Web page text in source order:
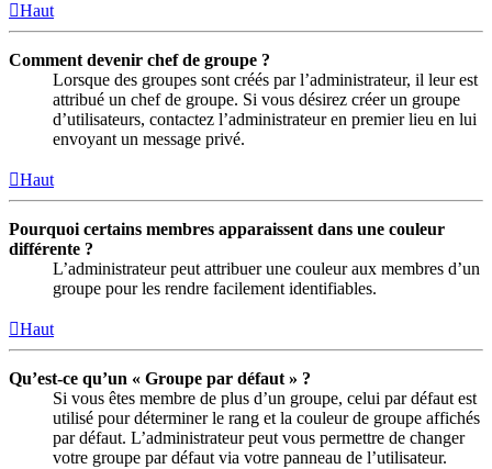
Haut
Comment devenir chef de groupe ?
Lorsque des groupes sont créés par l’administrateur, il leur est
attribué un chef de groupe. Si vous désirez créer un groupe
d’utilisateurs, contactez l’administrateur en premier lieu en lui
envoyant un message privé.
Haut
Pourquoi certains membres apparaissent dans une couleur
différente ?
L’administrateur peut attribuer une couleur aux membres d’un
groupe pour les rendre facilement identifiables.
Haut
Qu’est-ce qu’un « Groupe par défaut » ?
Si vous êtes membre de plus d’un groupe, celui par défaut est
utilisé pour déterminer le rang et la couleur de groupe affichés
par défaut. L’administrateur peut vous permettre de changer
votre groupe par défaut via votre panneau de l’utilisateur.